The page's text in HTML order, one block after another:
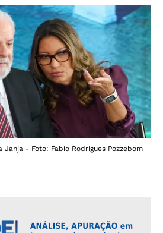
- Foto: Fabio Rodrigues Pozzebom |